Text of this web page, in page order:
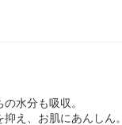
水分も吸収。
え、お肌にあんしん。